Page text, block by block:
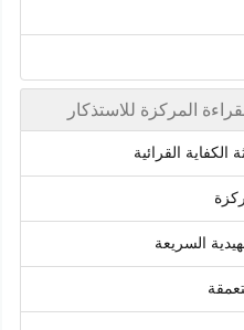
المركزة للاستذكار
الكفاية القرائية
السريعة